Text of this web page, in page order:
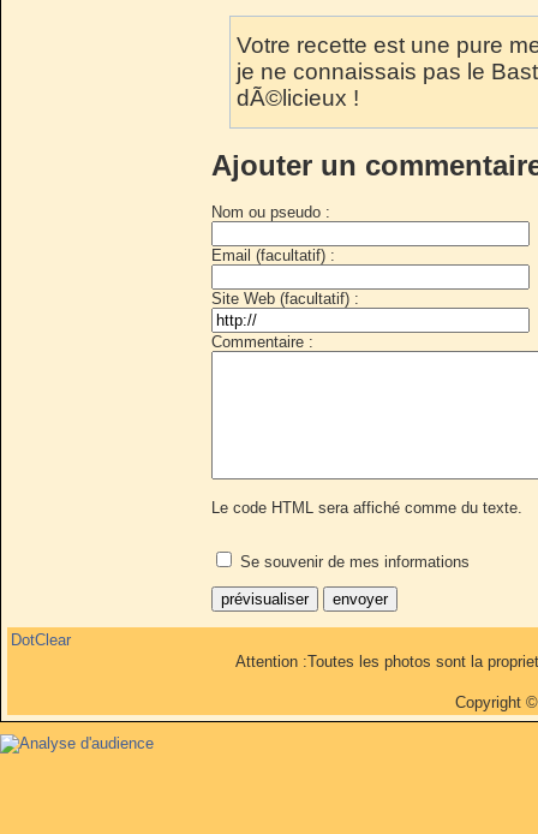
Votre recette est une pure
je ne connaissais pas le
dÃ©licieux !
Ajouter un
Nom ou pseudo :
Email (facultatif) :
Site Web (facultatif) :
Commentaire :
Le code HTML sera affiché comme du texte.
Se souvenir de mes informations
DotClear
Attention :Toutes les photos sont la
Copyright